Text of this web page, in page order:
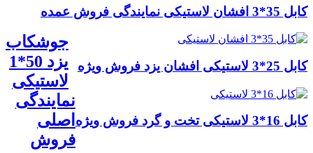
کابل 35*3 افشان لاستیکی نمایندگی فروش عمده
کابل 25*3 لاستیکی افشان یزد فروش ویژه
کابل 16*3 لاستیکی تخت و گرد فروش ویژه
جوشکاب
یزد 50*1
لاستیکی
نمایندگی
اصلی
فروش